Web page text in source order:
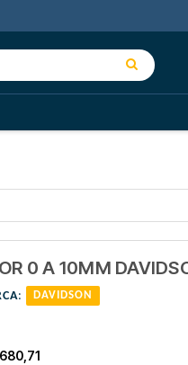
0 A 10MM
: DAVIDSON